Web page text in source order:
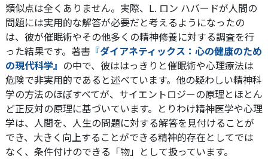
類似点は全くありません。実際、L. ロン ハバードが人間の
問題には実用的な解答が必要だと考えるようになったの
は、彼が催眠術やその他多くの精神修養に対する調査を行
った結果です。著書 『ダイアネティックス：心の健康のため
の現代科学』 の中で、彼ははっきりと催眠術や心理療法は
危険で非実用的であると述べています。他の疑わしい精神科
学の方法のほぼすべてが、サイエントロジーの原理とほとん
ど正反対の原理に基づいています。とりわけ精神医学や心理
学は、人間を、人生の問題に対する解答を見付けることが
でき、大きく向上することができる精神的存在としてでは
なく、条件付けのできる「物」として扱っています。